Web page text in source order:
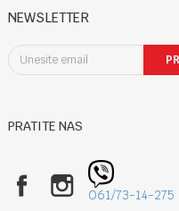
NEWSLETTER
PRATITE NAS
061/73-14-275